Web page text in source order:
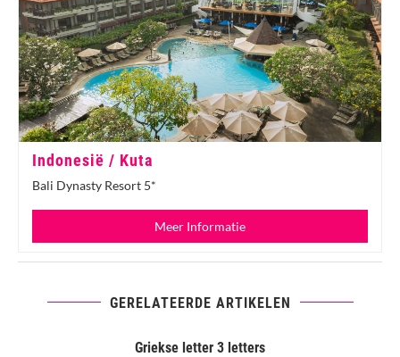
Indonesië / Kuta
Bali Dynasty Resort 5*
Meer Informatie
GERELATEERDE ARTIKELEN
Griekse letter 3 letters